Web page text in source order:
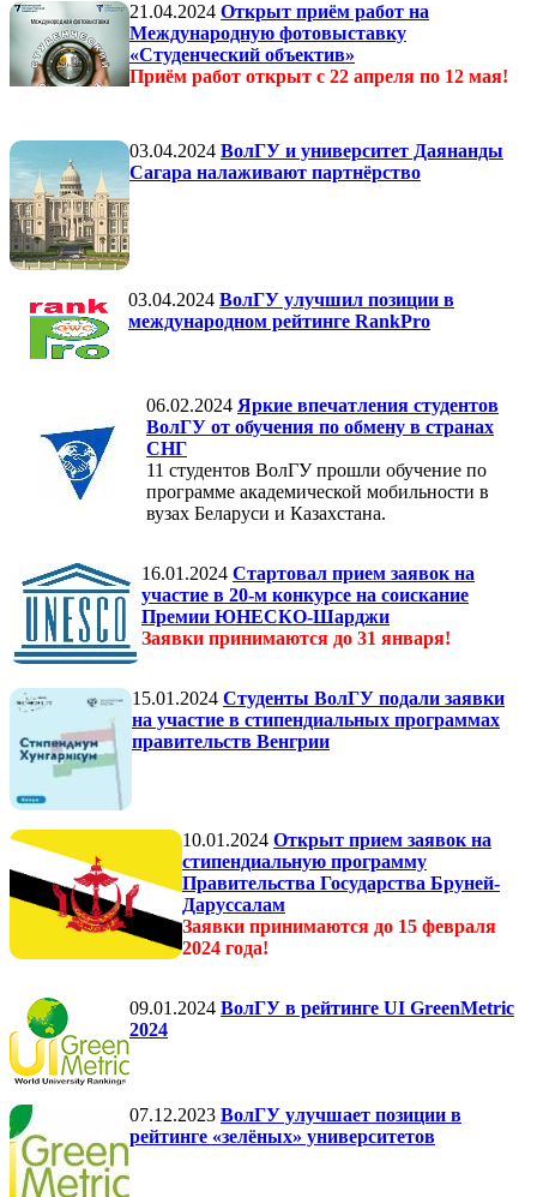
21.04.2024 Открыт приём работ на
Международную фотовыставку
«Студенческий объектив»
Приём работ открыт с 22 апреля по 12 мая!
03.04.2024 ВолГУ и университет Даянанды
Сагара налаживают партнёрство
03.04.2024 ВолГУ улучшил позиции в
международном рейтинге RankPro
06.02.2024 Яркие впечатления студентов
ВолГУ от обучения по обмену в странах
СНГ
11 студентов ВолГУ прошли обучение по
программе академической мобильности в
вузах Беларуси и Казахстана.
16.01.2024 Стартовал прием заявок на
участие в 20-м конкурсе на соискание
Премии ЮНЕСКО-Шарджи
Заявки принимаются до 31 января!
15.01.2024 Студенты ВолГУ подали заявки
на участие в стипендиальных программах
правительств Венгрии
10.01.2024 Открыт прием заявок на
стипендиальную программу
Правительства Государства Бруней-
Даруссалам
Заявки принимаются до 15 февраля
2024 года!
09.01.2024 ВолГУ в рейтинге UI GreenMetric
2024
07.12.2023 ВолГУ улучшает позиции в
рейтинге «зелёных» университетов